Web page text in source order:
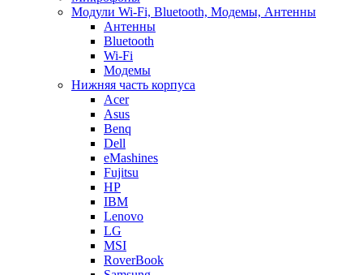
Модули Wi-Fi, Bluetooth, Модемы, Антенны
Aнтенны
Bluetooth
Wi-Fi
Модемы
Нижняя часть корпуса
Acer
Asus
Benq
Dell
eMashines
Fujitsu
HP
IBM
Lenovo
LG
MSI
RoverBook